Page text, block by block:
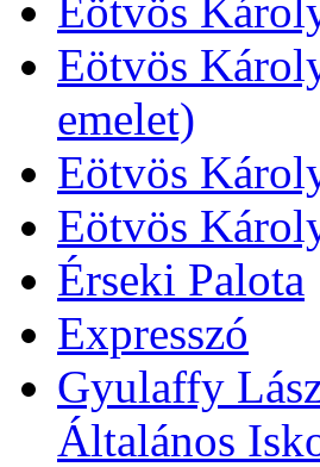
Eötvös
Eötvös
emelet)
Eötvös
Eötvös
Érseki Palota
Expresszó
Gyulaffy
Általános